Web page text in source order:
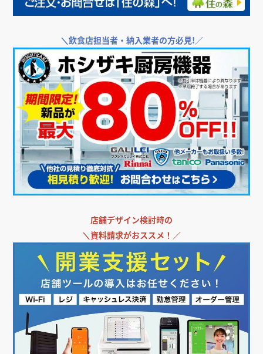
＼飲食店担当者・納入業者の方必見!／
店舗デザイン検討時の
＼資料請求がおススメ！／